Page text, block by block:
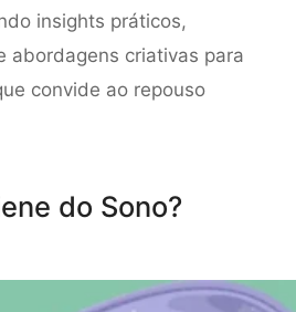
insights práticos,
abordagens criativas para
convide ao repouso
do Sono?